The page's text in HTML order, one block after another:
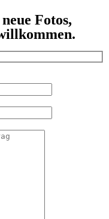
Fotos,